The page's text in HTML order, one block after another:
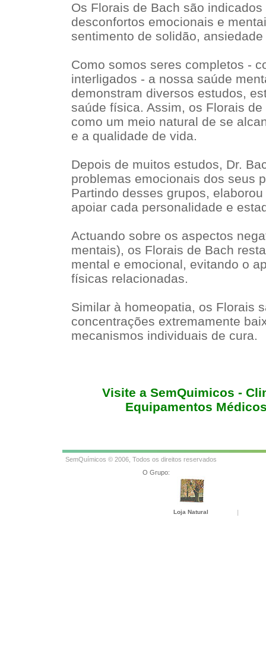
Os Florais de Bach são
desconfortos emocionais e
sentimento de solidão,
Como somos seres completos -
interligados - a nossa saúde
demonstram diversos estudos,
saúde física. Assim, os Florais
como um meio natural de se
e a qualidade de vida.
Depois de muitos estudos, Dr.
problemas emocionais dos seus
Partindo desses grupos,
apoiar cada personalidade e
Actuando sobre os aspectos
mentais), os Florais de Bach
mental e emocional, evitando o
físicas relacionadas.
Similar à homeopatia, os Florais
concentrações extremamente
mecanismos individuais de cura.
Visite a SemQuimicos -
Equipamentos
SemQuímicos © 2006, Todos os direitos reservados
O Grupo:
Loja Natural |